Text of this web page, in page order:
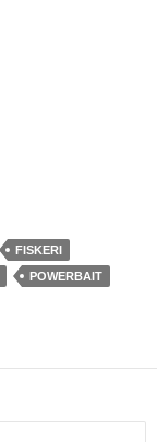
FISKERI
POWERBAIT